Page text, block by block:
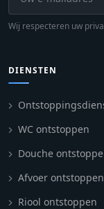
Wij respecteren uw
DIENSTEN
WC ontstoppen
Douche
Afvoer ontstoppen
Riool ontstoppen